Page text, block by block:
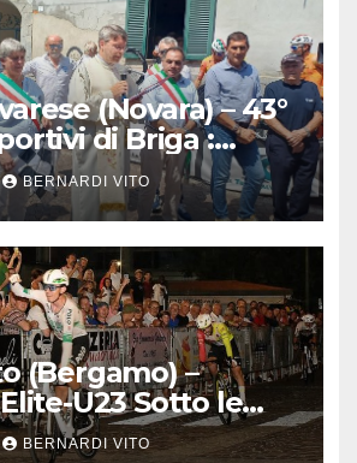
(Novara) – 43°
di Briga :
è ancora lui il
di San
BERNARDI VITO
(Bergamo) –
U23 Sotto le
Bertoncelli (SC
BERNARDI VITO